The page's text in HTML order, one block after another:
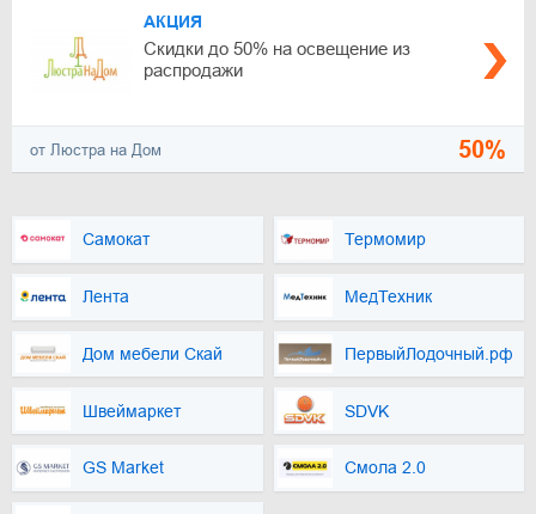
АКЦИЯ
Скидки до 50% на освещение из
распродажи
от Люстра на Дом 50%
Самокат Термомир
Лента МедТехник
Дом мебели Скай ПервыйЛодочный.рф
Швеймаркет SDVK
GS Market Смола 2.0